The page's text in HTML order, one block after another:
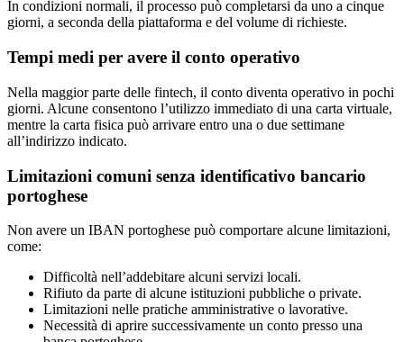
In condizioni normali, il processo può completarsi da uno a cinque
giorni, a seconda della piattaforma e del volume di richieste.
Tempi medi per avere il conto operativo
Nella maggior parte delle fintech, il conto diventa operativo in pochi
giorni. Alcune consentono l’utilizzo immediato di una carta virtuale,
mentre la carta fisica può arrivare entro una o due settimane
all’indirizzo indicato.
Limitazioni comuni senza identificativo bancario
portoghese
Non avere un IBAN portoghese può comportare alcune limitazioni,
come:
Difficoltà nell’addebitare alcuni servizi locali.
Rifiuto da parte di alcune istituzioni pubbliche o private.
Limitazioni nelle pratiche amministrative o lavorative.
Necessità di aprire successivamente un conto presso una